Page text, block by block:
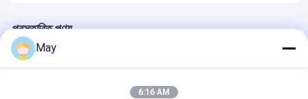
প্রস্তাবিত পণ্য
May
6:16 AM